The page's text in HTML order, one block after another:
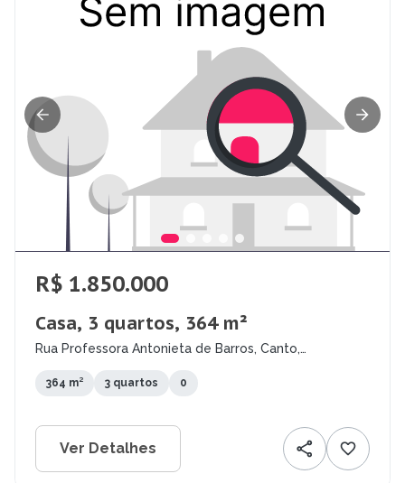
R$ 1.850.000
Casa, 3 quartos, 364 m²
Rua Professora Antonieta de Barros, Canto,
364 m² 3 quartos 0
Ver Detalhes